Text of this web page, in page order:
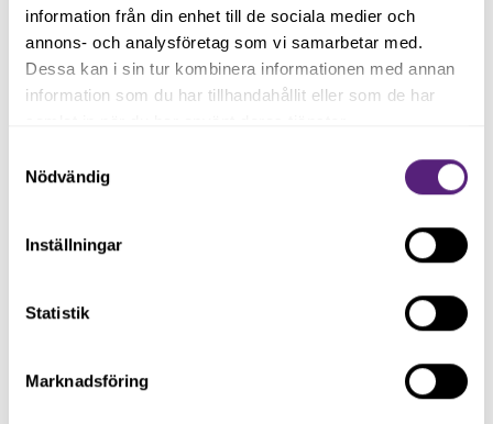
information från din enhet till de sociala medier och
annons- och analysföretag som vi samarbetar med.
Dessa kan i sin tur kombinera informationen med annan
information som du har tillhandahållit eller som de har
Nödvändig
Inställningar
Statistik
Marknadsföring
lyckat 'mångfaldsarbete'. Utan inkludering finns inte
mångfald.